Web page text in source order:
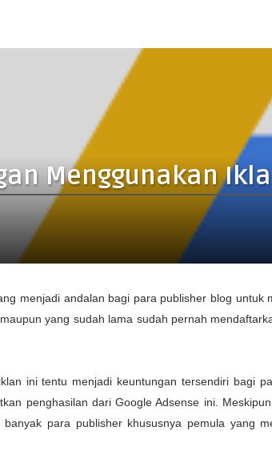
Menggunakan
menjadi andalan bagi para publisher blog
yang sudah lama sudah pernah
ini tentu menjadi keuntungan tersendiri bagi
penghasilan dari Google Adsense ini.
para publisher khususnya pemula yang